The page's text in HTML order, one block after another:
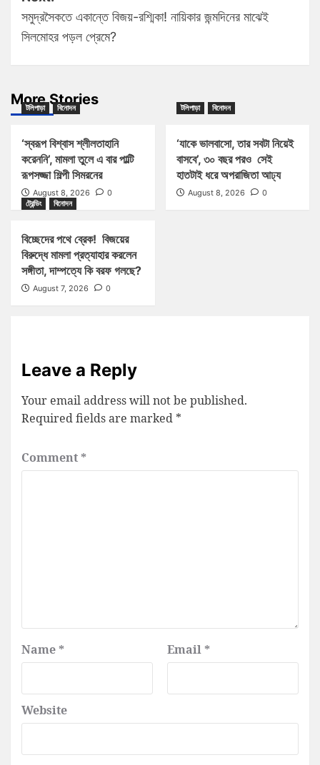
সমুদ্রসৈকতে একান্তে বিজয়-রশ্মিকা! নায়িকার জন্মদিনের মাঝেই
সিলমোহর পড়ল প্রেমে?
More Stories
টলিপাড়া বিনোদন
‘স্বরূপ বিশ্বাস শ্লীলতাহানি
করেননি’, মামলা তুলে এ বার পাল্টি
রূপসজ্জা শিল্পী সিমরনের
August 8, 2026 0
টলিপাড়া বিনোদন
‘যাকে ভালবাসো, তার সবটা নিয়েই
বাসবে’, ৩০ বছর পরও সেই
হাতটাই ধরে অপরাজিতা আঢ্য
August 8, 2026
0
ট্রেন্ডিং
বিনোদন
বিচ্ছেদের পথে ব্রেক! বিজয়ের
বিরুদ্ধে মামলা প্রত্যাহার করলেন
সঙ্গীতা, দাম্পত্যে কি বরফ গলছে?
August 7, 2026 0
Leave a Reply
Your email address will not be published.
Required fields are marked *
Comment *
Name * Email *
Website